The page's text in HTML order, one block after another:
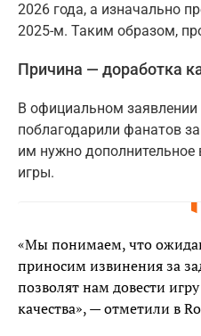
2026 года, а изначально
2025-м. Таким образом,
Причина — доработка
В официальном заявлении
поблагодарили фанатов
им нужно
игры.
«Мы понимаем, что
приносим извинения за
позволят нам довести
качества», — отметили в